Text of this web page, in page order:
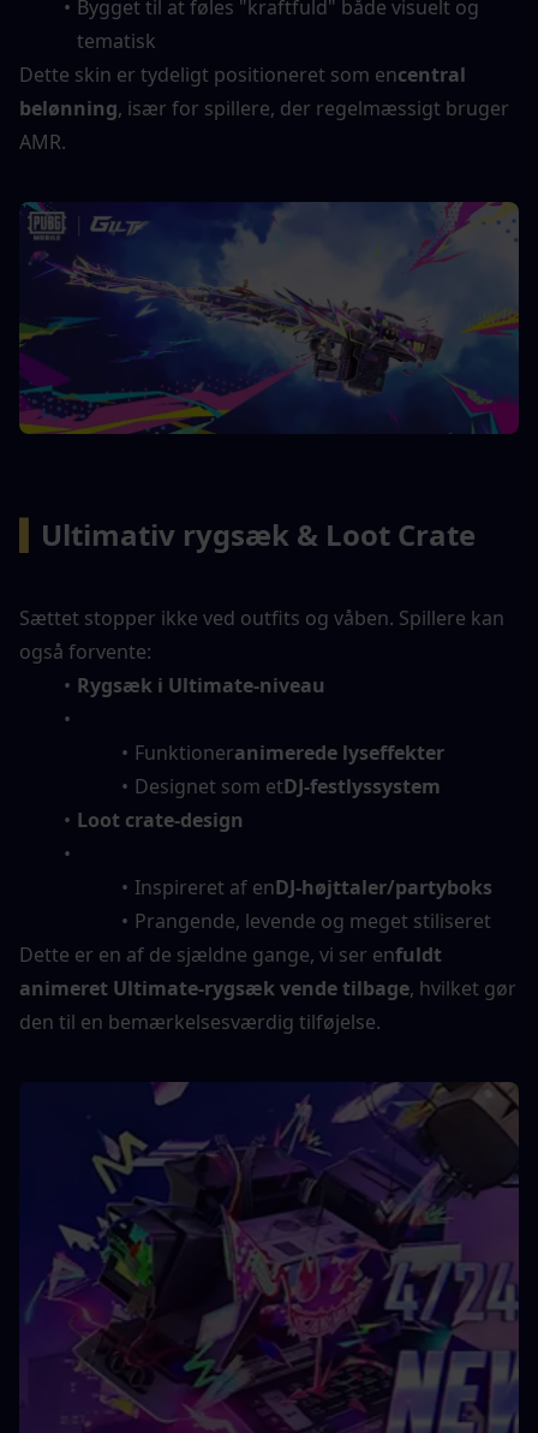
Bygget til at føles "kraftfuld" både visuelt og
tematisk
Dette skin er tydeligt positioneret som encentral
belønning, især for spillere, der regelmæssigt bruger
AMR.
Ultimativ rygsæk & Loot Crate
Sættet stopper ikke ved outfits og våben. Spillere kan
også forvente:
Rygsæk i Ultimate-niveau
Funktioneranimerede lyseffekter
Designet som etDJ-festlyssystem
Loot crate-design
Inspireret af enDJ-højttaler/partyboks
Prangende, levende og meget stiliseret
Dette er en af de sjældne gange, vi ser enfuldt
animeret Ultimate-rygsæk vende tilbage, hvilket gør
den til en bemærkelsesværdig tilføjelse.